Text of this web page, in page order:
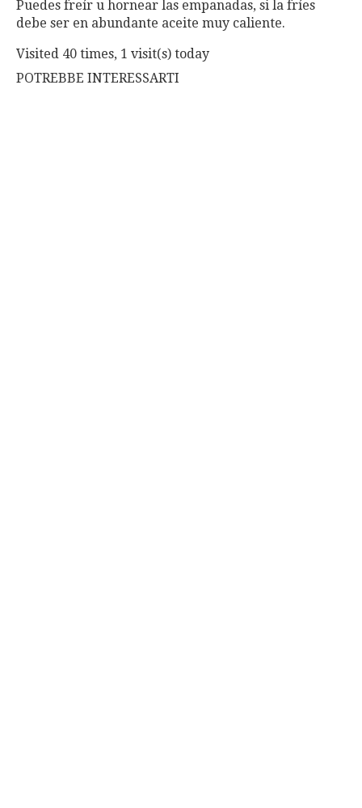
Puedes freír u hornear las empanadas, si la fríes
debe ser en abundante aceite muy caliente.
Visited 40 times, 1 visit(s) today
POTREBBE INTERESSARTI